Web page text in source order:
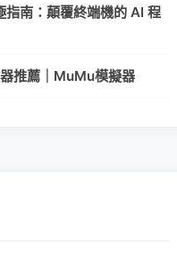
南：顛覆終端機的 AI 程
推薦｜MuMu模擬器